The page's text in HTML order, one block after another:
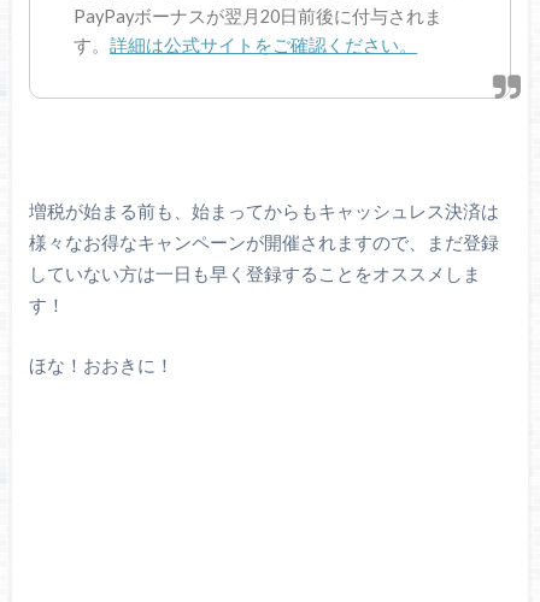
PayPayボーナスが翌月20日前後に付与されま
す。詳細は公式サイトをご確認ください。
増税が始まる前も、始まってからもキャッシュレス決済は
様々なお得なキャンペーンが開催されますので、まだ登録
していない方は一日も早く登録することをオススメしま
す！
ほな！おおきに！